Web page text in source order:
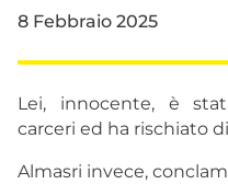
8 Febbraio 2025
Lei, innocente, è
carceri ed ha rischiato
Almasri invece,